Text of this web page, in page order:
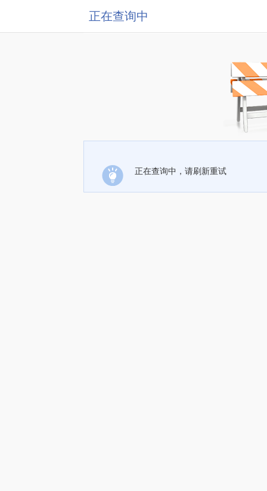
正在查询中
正在查询中，请刷新重试